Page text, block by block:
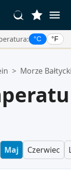
°C °F
> Morze
Maj Czerwiec